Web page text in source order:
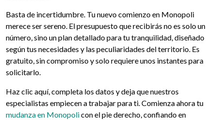
Basta de incertidumbre. Tu nuevo comienzo en Monopoli
merece ser sereno. El presupuesto que recibirás no es solo un
número, sino un plan detallado para tu tranquilidad, diseñado
según tus necesidades y las peculiaridades del territorio. Es
gratuito, sin compromiso y solo requiere unos instantes para
solicitarlo.
Haz clic aquí, completa los datos y deja que nuestros
especialistas empiecen a trabajar para ti. Comienza ahora tu
mudanza en Monopolicon el pie derecho, confiando en